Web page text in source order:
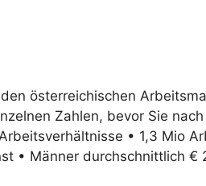
österreichischen
Zahlen, bevor Sie
• 1,3 Mio
• Männer durchschnittlich €